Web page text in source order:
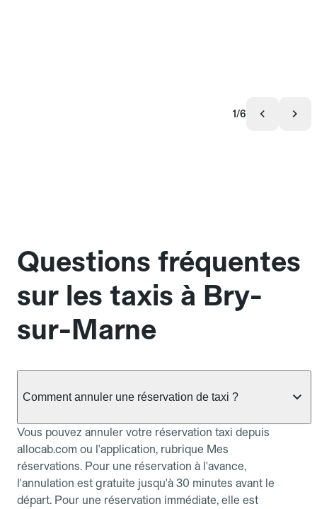
1/6
Questions fréquentes
sur les taxis à Bry-
sur-Marne
Comment annuler une réservation de taxi ?
Vous pouvez annuler votre réservation taxi depuis
allocab.com ou l'application, rubrique Mes
réservations. Pour une réservation à l'avance,
l'annulation est gratuite jusqu'à 30 minutes avant le
départ. Pour une réservation immédiate, elle est